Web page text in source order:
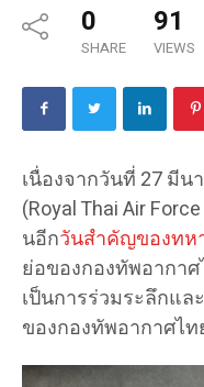
0
SHARE
91
VIEWS
เนื่องจากวันที่ 27 มี
(Royal Thai Air
นอีกวันสำคัญของทห
ย่อของกองทัพอากา
เป็นการร่วมระลึกแ
ของกองทัพอากาศไ